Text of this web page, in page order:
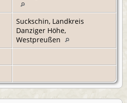
Suckschin, Landkreis
Danziger Höhe,
Westpreußen